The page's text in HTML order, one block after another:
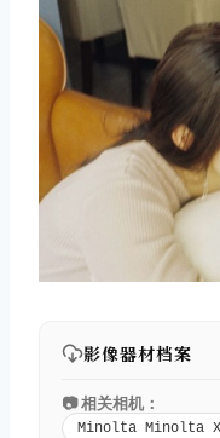
影像器材档案
📷 相关相机：
Minolta Minolta